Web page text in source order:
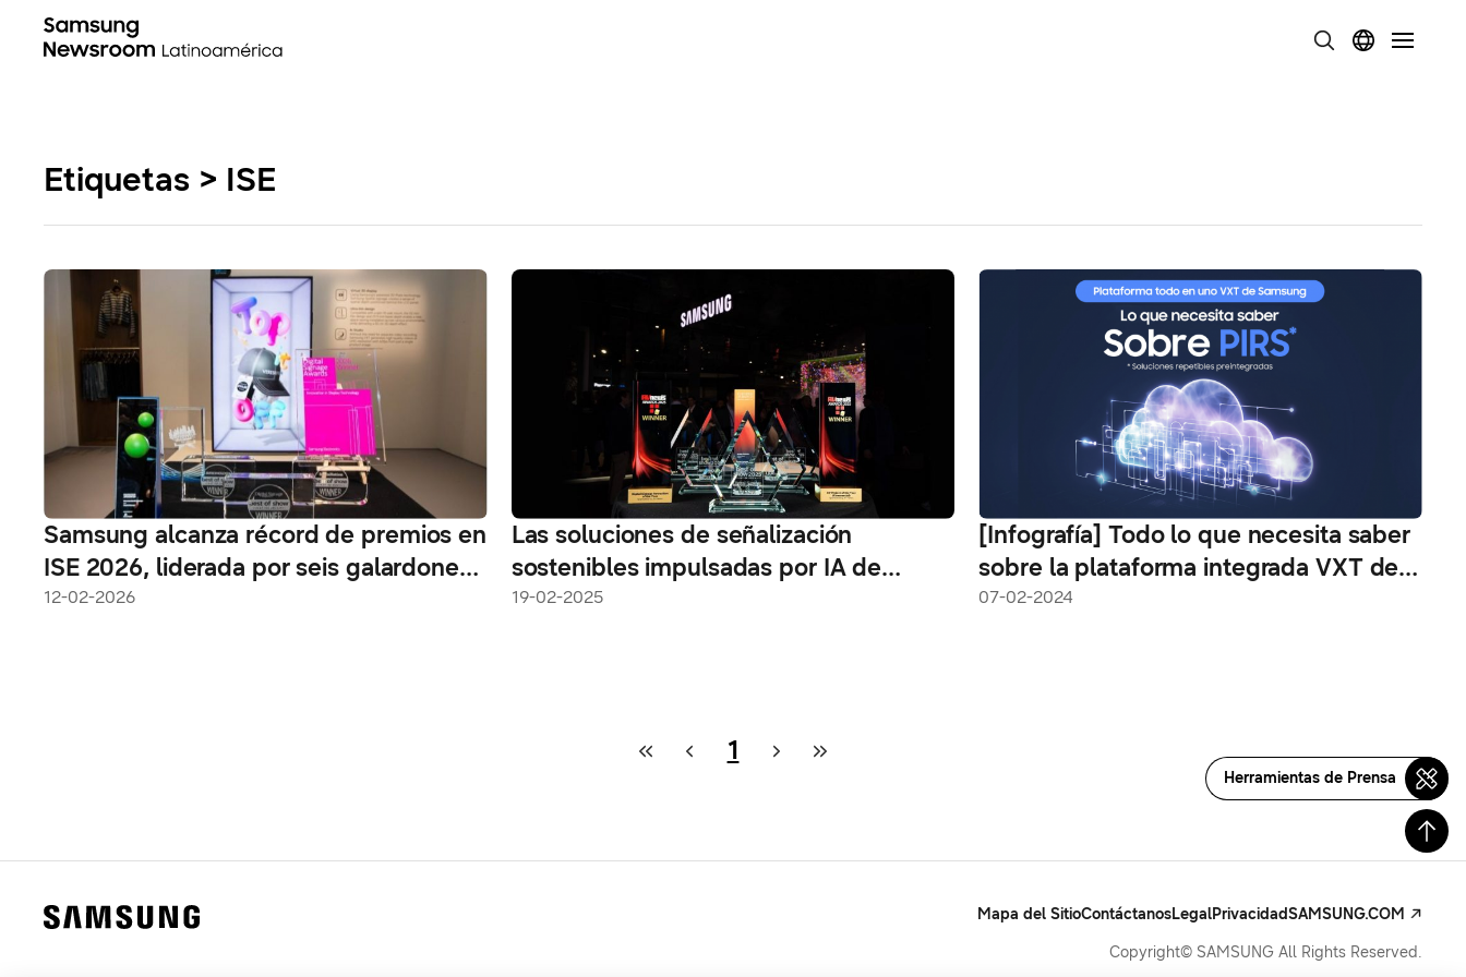
Etiquetas > ISE
Samsung alcanza récord de premios en
ISE 2026, liderada por seis galardones
para Spatial Signage
12-02-2026
Las soluciones de señalización
sostenibles impulsadas por IA de
Samsung obtienen los principales
19-02-2025
[Infografía] Todo lo que necesita saber
sobre la plataforma integrada VXT de
Samsung
07-02-2024
1
Herramientas de Prensa
Mapa del SitioContáctanosLegalPrivacidadSAMSUNG.COM
Copyright© SAMSUNG All Rights Reserved.